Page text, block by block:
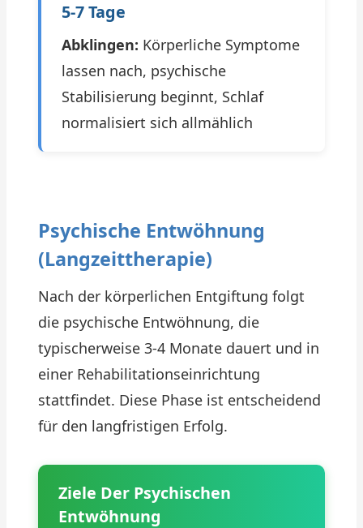
5-7 Tage
Abklingen: Körperliche Symptome
lassen nach, psychische
Stabilisierung beginnt, Schlaf
normalisiert sich allmählich
Psychische Entwöhnung
(Langzeittherapie)
Nach der körperlichen Entgiftung folgt
die psychische Entwöhnung, die
typischerweise 3-4 Monate dauert und in
einer Rehabilitationseinrichtung
stattfindet. Diese Phase ist entscheidend
für den langfristigen Erfolg.
Ziele Der Psychischen
Entwöhnung